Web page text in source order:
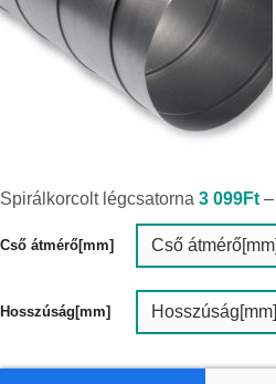
Spirálkorcolt légcsatorna 3 099Ft –
Cső átmérő[mm]
Hosszúság[mm]